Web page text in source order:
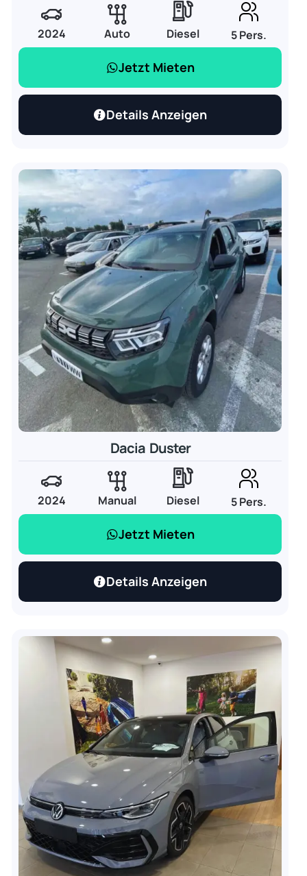
2024 Auto Diesel 5 Pers.
Jetzt Mieten
Details Anzeigen
Dacia Duster
2024 Manual Diesel 5 Pers.
Jetzt Mieten
Details Anzeigen